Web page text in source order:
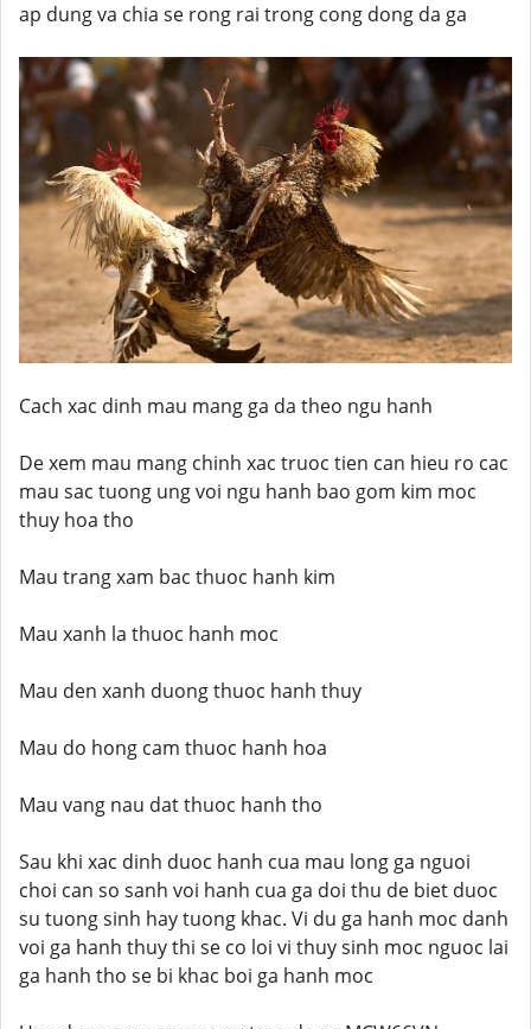
ap dung va chia se rong rai trong cong dong da ga
Cach xac dinh mau mang ga da theo ngu hanh
De xem mau mang chinh xac truoc tien can hieu ro cac
mau sac tuong ung voi ngu hanh bao gom kim moc
thuy hoa tho
Mau trang xam bac thuoc hanh kim
Mau xanh la thuoc hanh moc
Mau den xanh duong thuoc hanh thuy
Mau do hong cam thuoc hanh hoa
Mau vang nau dat thuoc hanh tho
Sau khi xac dinh duoc hanh cua mau long ga nguoi
choi can so sanh voi hanh cua ga doi thu de biet duoc
su tuong sinh hay tuong khac. Vi du ga hanh moc danh
voi ga hanh thuy thi se co loi vi thuy sinh moc nguoc lai
ga hanh tho se bi khac boi ga hanh moc